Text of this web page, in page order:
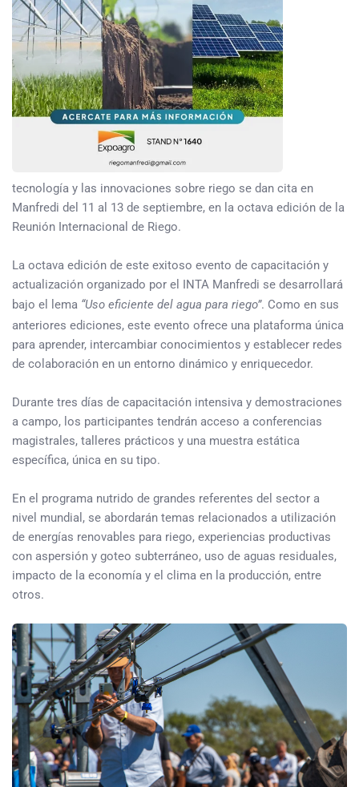
tecnología y las innovaciones sobre riego se dan cita en
Manfredi del 11 al 13 de septiembre, en la octava edición de la
Reunión Internacional de Riego.
La octava edición de este exitoso evento de capacitación y
actualización organizado por el INTA Manfredi se desarrollará
bajo el lema “Uso eficiente del agua para riego”. Como en sus
anteriores ediciones, este evento ofrece una plataforma única
para aprender, intercambiar conocimientos y establecer redes
de colaboración en un entorno dinámico y enriquecedor.
Durante tres días de capacitación intensiva y demostraciones
a campo, los participantes tendrán acceso a conferencias
magistrales, talleres prácticos y una muestra estática
específica, única en su tipo.
En el programa nutrido de grandes referentes del sector a
nivel mundial, se abordarán temas relacionados a utilización
de energías renovables para riego, experiencias productivas
con aspersión y goteo subterráneo, uso de aguas residuales,
impacto de la economía y el clima en la producción, entre
otros.